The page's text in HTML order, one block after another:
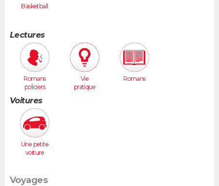
Basketball
Lectures
Romans
policiers
Vie
pratique
Romans
Voitures
Une petite
voiture
Voyages